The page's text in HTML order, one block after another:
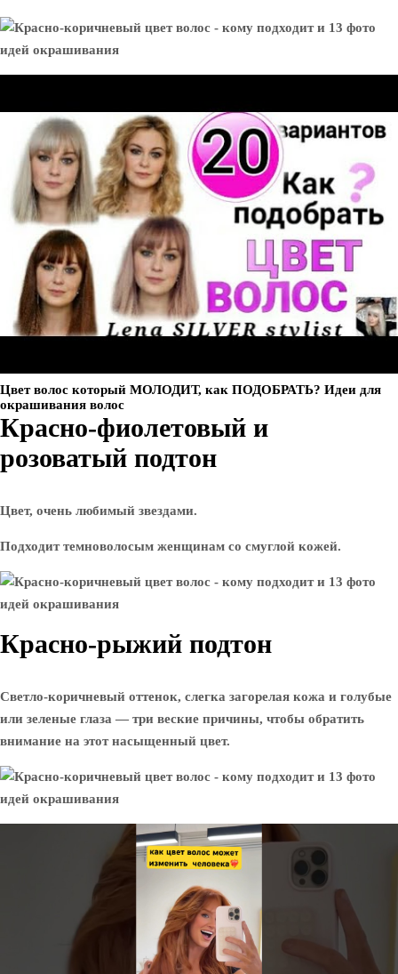
Цвет волос который МОЛОДИТ, как ПОДОБРАТЬ? Идеи для
окрашивания волос
Красно-фиолетовый и
розоватый подтон
Цвет, очень любимый звездами.
Подходит темноволосым женщинам со смуглой кожей.
Красно-рыжий подтон
Светло-коричневый оттенок, слегка загорелая кожа и голубые
или зеленые глаза — три веские причины, чтобы обратить
внимание на этот насыщенный цвет.